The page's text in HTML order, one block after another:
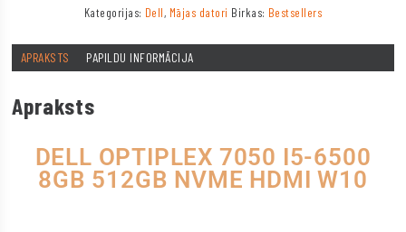
Kategorijas: Dell, Mājas datori Birkas: Bestsellers
APRAKSTS PAPILDU INFORMĀCIJA
Apraksts
DELL OPTIPLEX 7050 I5-6500
8GB 512GB NVME HDMI W10